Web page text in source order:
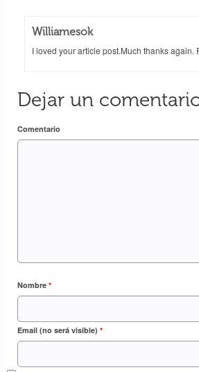
Williamesok
I loved your article post.Much thanks again.
Dejar un
Comentario
Nombre *
Email (no será visible) *